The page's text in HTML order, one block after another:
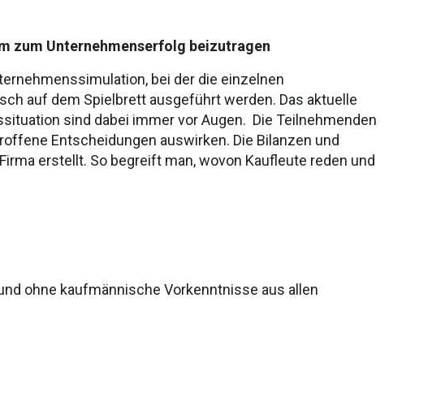
zum Unternehmenserfolg beizutragen
bei der die einzelnen
auf dem Spielbrett ausgeführt werden. Das aktuelle
sind dabei immer vor Augen. Die Teilnehmenden
Entscheidungen auswirken. Die Bilanzen und
erstellt. So begreift man, wovon Kaufleute reden und
ohne kaufmännische Vorkenntnisse aus allen